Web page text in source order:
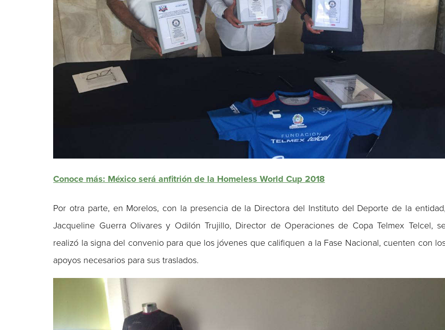
Conoce más: México será anfitrión de la Homeless World Cup 2018
Por otra parte, en Morelos, con la presencia de la Directora del Instituto del Deporte de la
Jacqueline Guerra Olivares y Odilón Trujillo, Director de Operaciones de Copa Telmex Telcel,
realizó la signa del convenio para que los jóvenes que califiquen a la Fase Nacional, cuenten con
apoyos necesarios para sus traslados.